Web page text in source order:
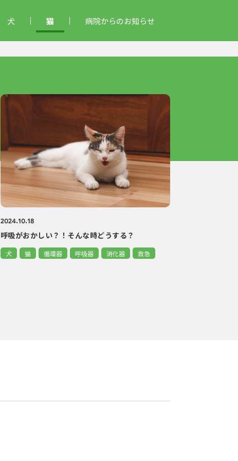
犬 猫 病院からのお知らせ
2024.10.18
呼吸がおかしい？！そんな時どうする？
犬 猫 循環器 呼吸器 消化器 救急